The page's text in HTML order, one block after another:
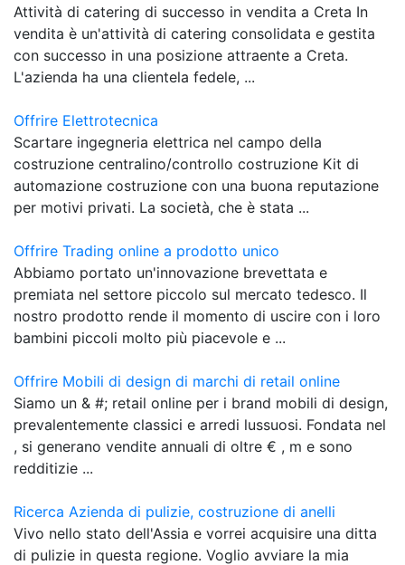
Attività di catering di successo in vendita a Creta In
vendita è un'attività di catering consolidata e gestita
con successo in una posizione attraente a Creta.
L'azienda ha una clientela fedele, ...
Offrire Elettrotecnica
Scartare ingegneria elettrica nel campo della
costruzione centralino/controllo costruzione Kit di
automazione costruzione con una buona reputazione
per motivi privati. La società, che è stata ...
Offrire Trading online a prodotto unico
Abbiamo portato un'innovazione brevettata e
premiata nel settore piccolo sul mercato tedesco. Il
nostro prodotto rende il momento di uscire con i loro
bambini piccoli molto più piacevole e ...
Offrire Mobili di design di marchi di retail online
Siamo un & #; retail online per i brand mobili di design,
prevalentemente classici e arredi lussuosi. Fondata nel
, si generano vendite annuali di oltre € , m e sono
redditizie ...
Ricerca Azienda di pulizie, costruzione di anelli
Vivo nello stato dell'Assia e vorrei acquisire una ditta
di pulizie in questa regione. Voglio avviare la mia